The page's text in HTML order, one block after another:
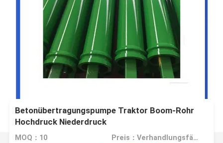
Betonübertragungspumpe Traktor Boom-Rohr
Hochdruck Niederdruck
MOQ：10 Preis：Verhandlungsfähig